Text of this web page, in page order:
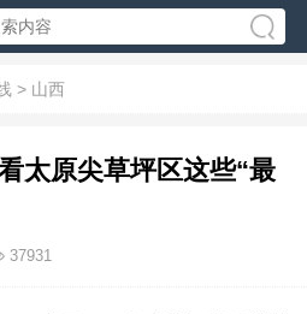
> 山西
太原尖草坪区这些“最
37931